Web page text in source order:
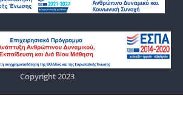
Copyright 2023